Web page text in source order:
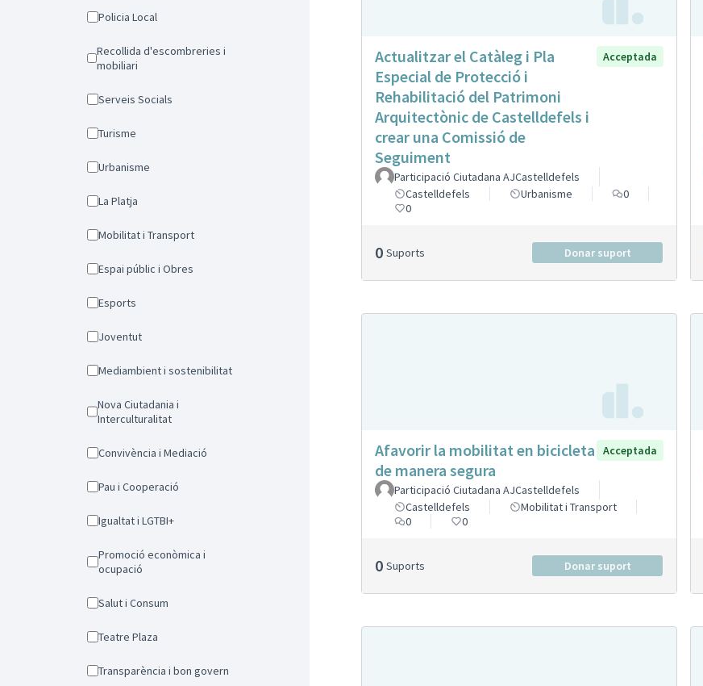
Policia Local
Recollida d'escombreries i
mobiliari
Serveis Socials
Turisme
Urbanisme
La Platja
Mobilitat i Transport
Espai públic i Obres
Esports
Joventut
Mediambient i sostenibilitat
Nova Ciutadania i
Interculturalitat
Convivència i Mediació
Pau i Cooperació
Igualtat i LGTBI+
Promoció econòmica i
ocupació
Salut i Consum
Teatre Plaza
Transparència i bon govern
Actualitzar el Catàleg i Pla
Especial de Protecció i
Rehabilitació del Patrimoni
Arquitectònic de Castelldefels i
crear una Comissió de
Seguiment
Acceptada
Participació Ciutadana AJCastelldefels
Castelldefels
Urbanisme
0
0
0 Suports Donar suport
Afavorir la mobilitat en bicicleta
de manera segura
Acceptada
Participació Ciutadana AJCastelldefels
Castelldefels
Mobilitat i Transport
0
0
0 Suports Donar suport